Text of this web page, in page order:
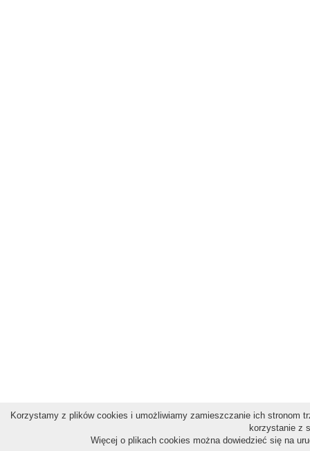
Korzystamy z plików cookies i umożliwiamy zamieszczanie ich stronom
korzystanie z
Więcej o plikach cookies można dowiedzieć się na